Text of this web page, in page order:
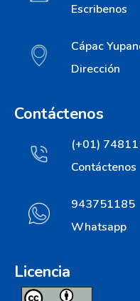
Escribenos
Cápac
Dirección
Contáctenos
(+01)
Contáctenos
943751185
Whatsapp
Licencia